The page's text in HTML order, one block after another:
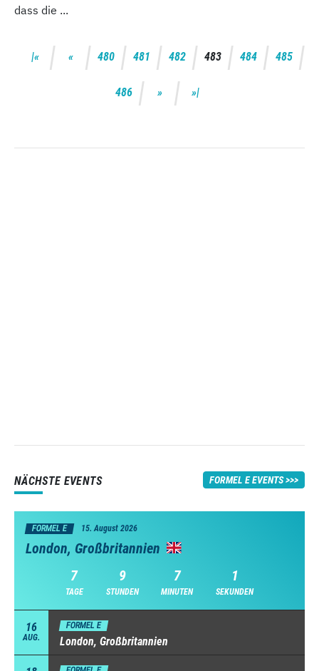
dass die ...
480 481 482 483 484 485
486
NÄCHSTE EVENTS FORMEL E EVENTS
FORMEL E 15. August 2026
London, Großbritannien
7
TAGE
9
STUNDEN
6
MINUTEN
59
SEKUNDEN
16
AUG.
FORMEL E
London, Großbritannien